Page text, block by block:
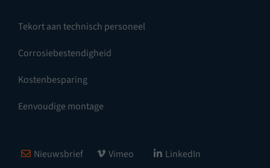
Tekort aan technisch personeel
Corrosiebestendigheid
Kostenbesparing
Eenvoudige montage
Nieuwsbrief Vimeo LinkedIn